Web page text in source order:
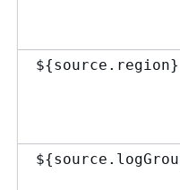
${source.region}
${